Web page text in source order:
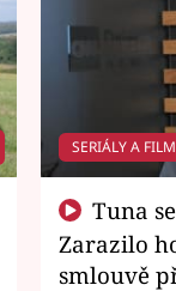
SERIÁLY A
Zarazilo
smlouvě